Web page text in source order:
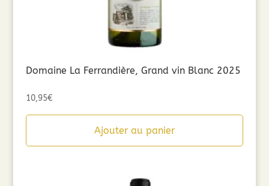
Domaine La Ferrandière, Grand vin Blanc 2025
10,95€
Ajouter au panier